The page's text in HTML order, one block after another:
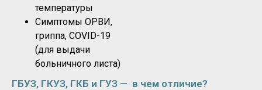
температуры
Симптомы ОРВИ,
гриппа, COVID-19
(для выдачи
больничного листа)
ГБУЗ, ГКУЗ, ГКБ и ГУЗ — в чем отличие?